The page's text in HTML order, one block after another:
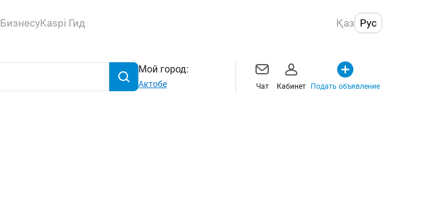
БизнесуKaspi Гид Қаз Рус
Мой город:
Актобе Чат Кабинет Подать объявление